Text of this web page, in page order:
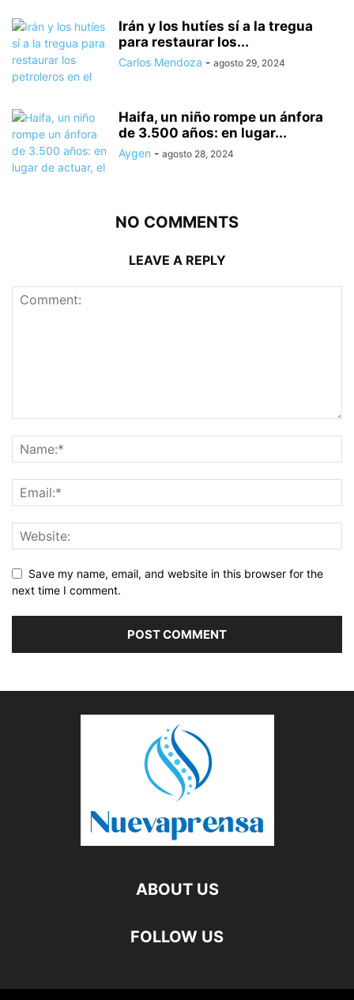
Irán y los hutíes sí a la tregua
para restaurar los...
Carlos Mendoza - agosto 29, 2024
Haifa, un niño rompe un ánfora
de 3.500 años: en lugar...
Aygen - agosto 28, 2024
NO COMMENTS
LEAVE A REPLY
Save my name, email, and website in this browser for the
next time I comment.
ABOUT US
FOLLOW US